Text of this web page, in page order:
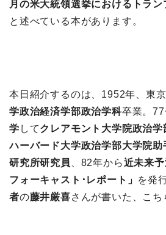
月の米大統領選挙におけるトラン
と述べている本があります。
本日紹介するのは、1952年、東京
学政治経済学部政治学科卒業。77
学 してクレアモント大学院政治学
ハーバード大学政治学部大学院助
研究所研究員
、82年から近未来
フォーキャスト･レポート」 を発
者の藤井厳喜さんが書いた、こち